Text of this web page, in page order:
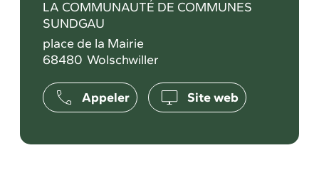
LA COMMUNAUTÉ DE COMMUNES
SUNDGAU
place de la Mairie
68480 Wolschwiller
Appeler Site web